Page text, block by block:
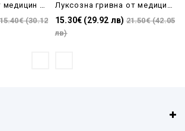
(30.12
15.30€ (29.92 лв) 21.50€ (42.05
лв)